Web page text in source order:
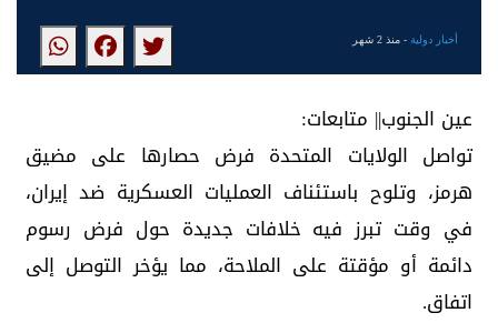
أخبار دولية- منذ 2 شهر
عين الجنوب|| متابعات:
تواصل الولايات المتحدة فرض حصارها على مضيق
هرمز، وتلوح باستئناف العمليات العسكرية ضد إيران،
في وقت تبرز فيه خلافات جديدة حول فرض رسوم
دائمة أو مؤقتة على الملاحة، مما يؤخر التوصل إلى
اتفاق.